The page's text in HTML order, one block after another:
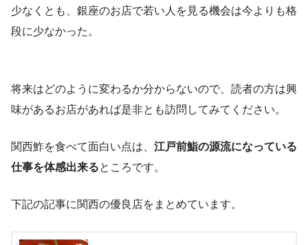
少なくとも、銀座のお店で若い人を見る機会は今よりも格
段に少なかった。
将来はどのように変わるか分からないので、読者の方は興
味があるお店があれば是非とも訪問してみてください。
関西鮓を食べて面白い点は、 江戸前鮨の源流になっている
仕事を体感出来るところです。
下記の記事に関西の優良店をまとめています。